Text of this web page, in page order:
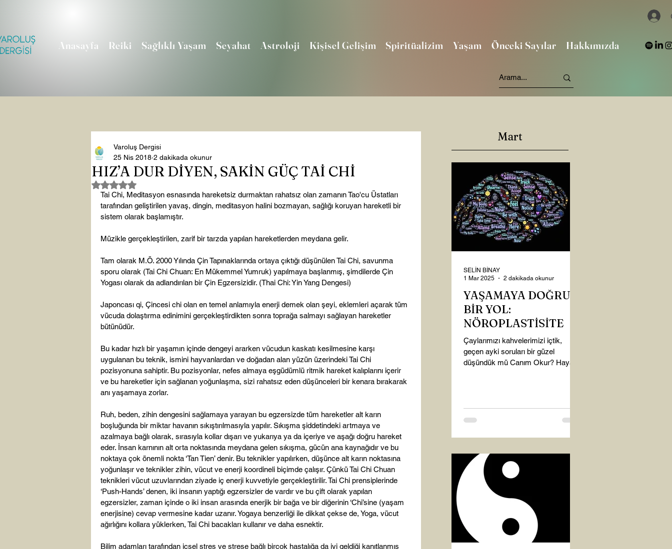
Anasayfa Reiki Sağlıklı Yaşam Seyahat Astroloji Kişisel Gelişim Spiritüalizim Yaşam Önceki Sayılar Hakkımızda
HIZ’A DUR DİYEN, SAKİN GÜÇ TAİ CHİ
Varoluş Dergisi
25 Nis 2018 2 dakikada okunur
5 üzerinden NaN yıldız
Tai Chi, Meditasyon esnasında hareketsiz durmaktan rahatsız olan zamanın Tao'cu Üstatları
tarafından geliştirilen yavaş, dingin, meditasyon halini bozmayan, sağlığı koruyan hareketli bir
sistem olarak başlamıştır.
Müzikle gerçekleştirilen, zarif bir tarzda yapılan hareketlerden meydana gelir.
Tam olarak M.Ö. 2000 Yılında Çin Tapınaklarında ortaya çıktığı düşünülen Tai Chi, savunma
sporu olarak (Tai Chi Chuan: En Mükemmel Yumruk) yapılmaya başlanmış, şimdilerde Çin
Yogası olarak da adlandırılan bir Çin Egzersizidir. (Thai Chi: Yin Yang Dengesi)
Japoncası qi, Çincesi chi olan en temel anlamıyla enerji demek olan şeyi, eklemleri açarak tüm
vücuda dolaştırma edinimini gerçekleştirdikten sonra toprağa salmayı sağlayan hareketler
bütünüdür.
Bu kadar hızlı bir yaşamın içinde dengeyi ararken vücudun kaskatı kesilmesine karşı
uygulanan bu teknik, ismini hayvanlardan ve doğadan alan yüzün üzerindeki Tai Chi
pozisyonuna sahiptir. Bu pozisyonlar, nefes almaya eşgüdümlü ritmik hareket kalıplarını içerir
ve bu hareketler için sağlanan yoğunlaşma, sizi rahatsız eden düşünceleri bir kenara bırakarak
anı yaşamaya zorlar.
Ruh, beden, zihin dengesini sağlamaya yarayan bu egzersizde tüm hareketler alt karın
boşluğunda bir miktar havanın sıkıştırılmasıyla yapılır. Sıkışma şiddetindeki artmaya ve
azalmaya bağlı olarak, sırasıyla kollar dışarı ve yukarıya ya da içeriye ve aşağı doğru hareket
eder. İnsan karnının alt orta noktasında meydana gelen sıkışma, gücün ana kaynağıdır ve bu
noktaya çok önemli nokta ‘Tan Tien’ denir. Bu teknikler yapılırken, düşünce alt karın noktasına
yoğunlaşır ve teknikler zihin, vücut ve enerji koordineli biçimde çalışır. Çünkü Tai Chi Chuan
teknikleri vücut uzuvlarından ziyade iç enerji kuvvetiyle gerçekleştirilir. Tai Chi prensiplerinde
‘Push-Hands’ denen, iki insanın yaptığı egzersizler de vardır ve bu çift olarak yapılan
egzersizler, zaman içinde o iki insan arasında enerjik bir bağa ve bir diğerinin ‘Chi’sine (yaşam
enerjisine) cevap vermesine kadar uzanır. Yogaya benzerliği ile dikkat çekse de, Yoga, vücut
ağırlığını kollara yüklerken, Tai Chi bacakları kullanır ve daha esnektir.
Bilim adamları tarafından içsel stres ve strese bağlı birçok hastalığa da iyi geldiği kanıtlanmış
Mart
YAŞAMAYA DOĞRU
BİR YOL:
NÖROPLASTİSİTE
Çaylarımızı kahvelerimizi içtik,
geçen ayki soruları bir güzel
düşündük mü Canım Okur? Hayatta
SELİN BİNAY
1 Mar 2025
2 dakikada okunur